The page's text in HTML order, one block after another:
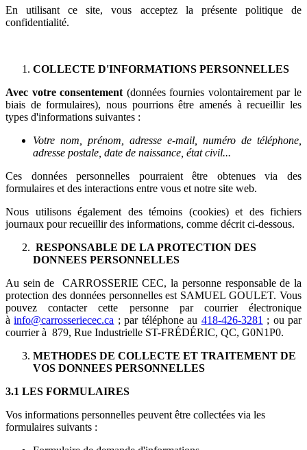
En utilisant ce site, vous acceptez la présente politique de
confidentialité.
COLLECTE D'INFORMATIONS PERSONNELLES
Avec votre consentement (données fournies volontairement par le
biais de formulaires), nous pourrions être amenés à recueillir les
types d'informations suivantes :
Votre nom, prénom, adresse e-mail, numéro de téléphone,
adresse postale, date de naissance, état civil...
Ces données personnelles pourraient être obtenues via des
formulaires et des interactions entre vous et notre site web.
Nous utilisons également des témoins (cookies) et des fichiers
journaux pour recueillir des informations, comme décrit ci-dessous.
RESPONSABLE DE LA PROTECTION DES
DONNEES PERSONNELLES
Au sein de CARROSSERIE CEC, la personne responsable de la
protection des données personnelles est SAMUEL GOULET. Vous
pouvez contacter cette personne par courrier électronique
àinfo@carrosseriecec.ca ; par téléphone au 418-426-3281 ; ou par
courrier à 879, Rue Industrielle ST-FRÉDÉRIC, QC, G0N1P0.
METHODES DE COLLECTE ET TRAITEMENT DE
VOS DONNEES PERSONNELLES
3.1 LES FORMULAIRES
Vos informations personnelles peuvent être collectées via les
formulaires suivants :